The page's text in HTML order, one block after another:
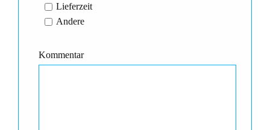
Lieferzeit
Andere
Kommentar